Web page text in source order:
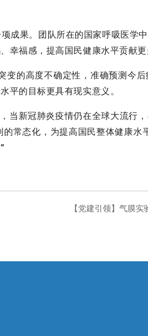
果。团队所在的国家呼吸医学
福感，提高国民健康水平贡献更
的高度不确定性，准确预测今
平的目标更具有现实意义。
当新冠肺炎疫情仍在全球大流行
常态化，为提高国民整体健康水
【党建引领】气膜